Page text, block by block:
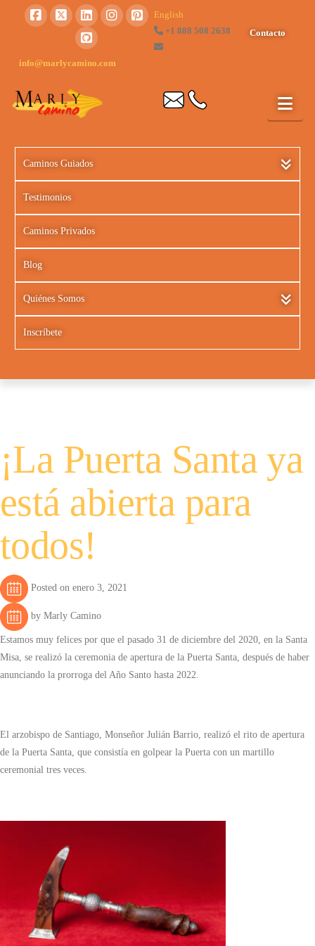
English
Contacto
+1 888 508 2638
info@marlycamino.com
Caminos Guiados
Testimonios
Caminos Privados
Blog
Quiénes Somos
Inscríbete
¡La Puerta Santa ya
está abierta para
todos!
Posted on enero 3, 2021
by Marly Camino
Estamos muy felices por que el pasado 31 de diciembre del 2020, en la Santa
Misa, se realizó la ceremonia de apertura de la Puerta Santa, después de haber
anunciando la prorroga del Año Santo hasta 2022.
El arzobispo de Santiago, Monseñor Julián Barrio, realizó el rito de apertura
de la Puerta Santa, que consistía en golpear la Puerta con un martillo
ceremonial tres veces.